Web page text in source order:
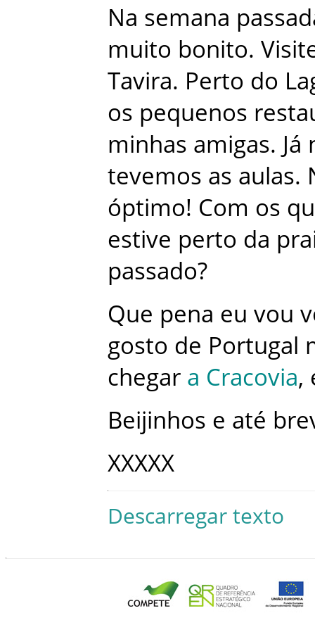
Na semana
muito bonito.
Tavira. Perto do
os pequenos
minhas amigas. Já
tevemos as aulas.
óptimo! Com os
estive perto da
passado?
Que pena eu vou
gosto de Portugal
chegar a Cracovia,
Beijinhos e até
XXXXX
Descarregar texto